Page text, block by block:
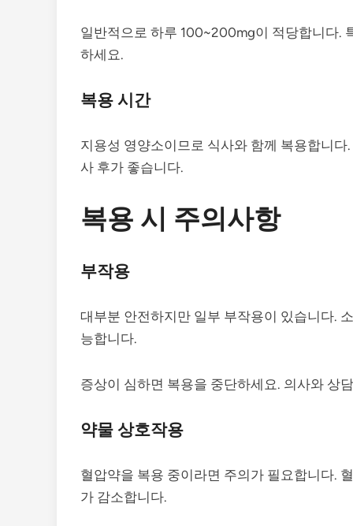
일반적으로 하루 100~200mg이 적당합니다.
하세요.
복용 시간
지용성 영양소이므로 식사와 함께 복용합니
사 후가 좋습니다.
복용 시 주의사항
부작용
대부분 안전하지만 일부 부작용이 있습니다.
능합니다.
증상이 심하면 복용을 중단하세요. 의사와 상
약물 상호작용
혈압약을 복용 중이라면 주의가 필요합니다.
가 감소합니다.